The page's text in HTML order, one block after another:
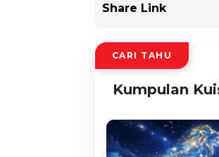
Share Link
CARI TAHU
Kumpulan